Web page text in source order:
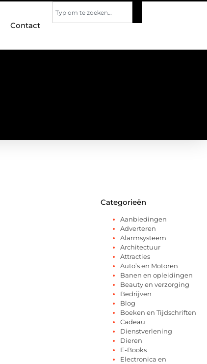
Contact
Categorieën
Aanbiedingen
Adverteren
Alarmsysteem
Architectuur
Attracties
Auto’s en Motoren
Banen en opleidingen
Beauty en verzorging
Bedrijven
Blog
Boeken en Tijdschriften
Cadeau
Dienstverlening
Dieren
E-Books
Electronica en